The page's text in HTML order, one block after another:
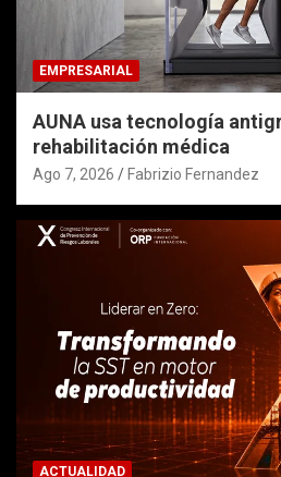
EMPRESARIAL
AUNA usa tecnología
rehabilitación médica
Ago 7, 2026 Fabrizio Fernandez
ACTUALIDAD